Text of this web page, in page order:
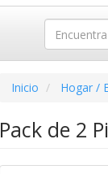
Inicio Hogar /
Pack de 2